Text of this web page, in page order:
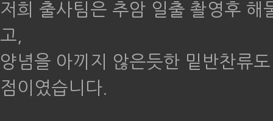
저희 출사팀은 추암 일출 촬영후
고,
양념을 아끼지 않은듯한 밑반찬류
점이였습니다.